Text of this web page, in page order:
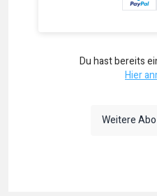
Du hast bereits
Hier
Weitere